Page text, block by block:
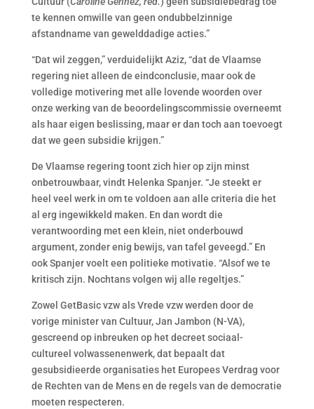
te kennen omwille van geen ondubbelzinnige
afstandname van gewelddadige acties.”
“Dat wil zeggen,” verduidelijkt Aziz, “dat de Vlaamse
regering niet alleen de eindconclusie, maar ook de
volledige motivering met alle lovende woorden over
onze werking van de beoordelingscommissie overneemt
als haar eigen beslissing, maar er dan toch aan toevoegt
dat we geen subsidie krijgen.”
De Vlaamse regering toont zich hier op zijn minst
onbetrouwbaar, vindt Helenka Spanjer. “Je steekt er
heel veel werk in om te voldoen aan alle criteria die het
al erg ingewikkeld maken. En dan wordt die
verantwoording met een klein, niet onderbouwd
argument, zonder enig bewijs, van tafel geveegd.” En
ook Spanjer voelt een politieke motivatie. “Alsof we te
kritisch zijn. Nochtans volgen wij alle regeltjes.”
Zowel GetBasic vzw als Vrede vzw werden door de
vorige minister van Cultuur, Jan Jambon (N-VA),
gescreend op inbreuken op het decreet sociaal-
cultureel volwassenenwerk, dat bepaalt dat
gesubsidieerde organisaties het Europees Verdrag voor
de Rechten van de Mens en de regels van de democratie
moeten respecteren.